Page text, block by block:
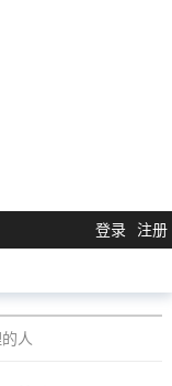
登录 注册
人